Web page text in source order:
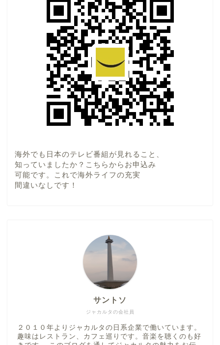
海外でも日本のテレビ番組が見れること、
知っていましたか？こちらからお申込み
可能です。これで海外ライフの充実
間違いなしです！
ジャカルタの会社員
サントソ
２０１０年よりジャカルタの日系企業で働いています。
趣味はレストラン、カフェ巡りです。音楽を聴くのも好